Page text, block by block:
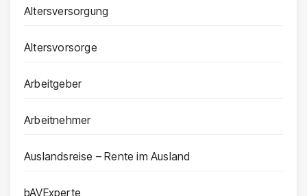
Altersversorgung
Altersvorsorge
Arbeitgeber
Arbeitnehmer
Auslandsreise – Rente im Ausland
bAVExperte